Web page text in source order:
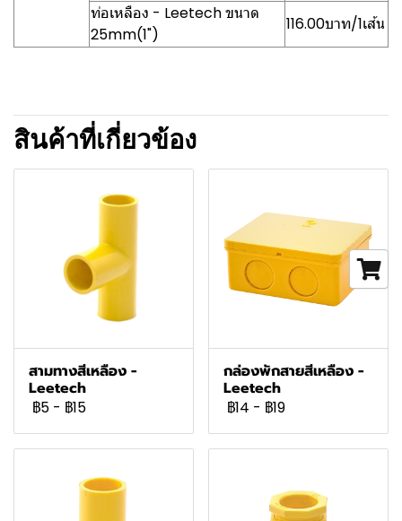
ท่อเหลือง - Leetech ขนาด
25mm(1")
116.00บาท/1เส้น
สินค้าที่เกี่ยวข้อง
สามทางสีเหลือง -
Leetech
฿5 - ฿15
กล่องพักสายสีเหลือง -
Leetech
฿14 - ฿19